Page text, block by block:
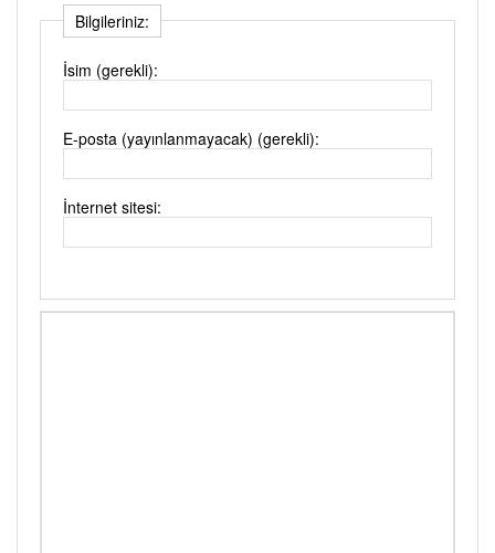
Bilgileriniz:
İsim (gerekli):
E-posta (yayınlanmayacak) (gerekli):
İnternet sitesi: